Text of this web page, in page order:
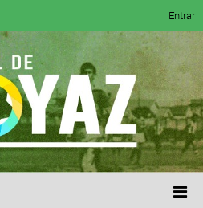
Entrar